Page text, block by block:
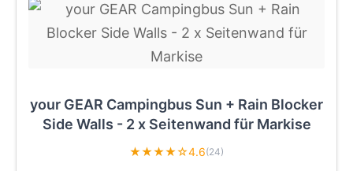
your GEAR Campingbus Sun + Rain Blocker
Side Walls - 2 x Seitenwand für Markise
★★★★☆4.6(24)